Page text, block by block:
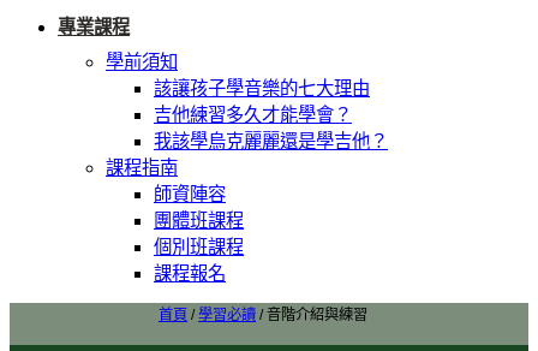
專業課程
學前須知
該讓孩子學音樂的七大理由
吉他練習多久才能學會？
我該學烏克麗麗還是學吉他？
課程指南
師資陣容
團體班課程
個別班課程
課程報名
首頁 / 學習必讀 /音階介紹與練習